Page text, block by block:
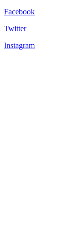
Facebook
Twitter
Instagram